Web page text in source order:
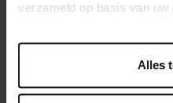
verzameld op basis van
Alles
CUSTOMER CASE: